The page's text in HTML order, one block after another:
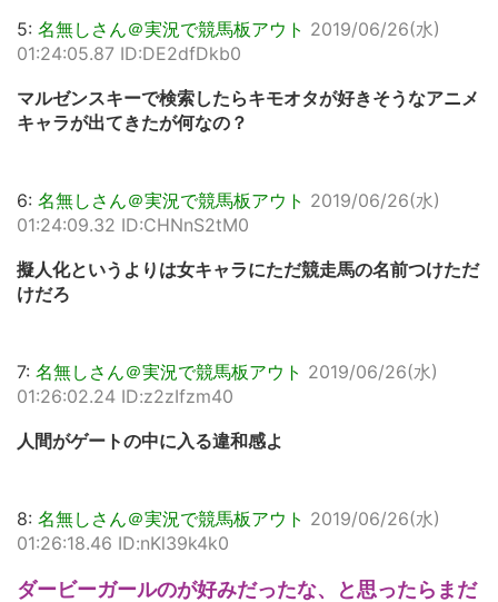
5: 名無しさん＠実況で競馬板アウト 2019/06/26(水)
01:24:05.87 ID:DE2dfDkb0
マルゼンスキーで検索したらキモオタが好きそうなアニメ
キャラが出てきたが何なの？
6: 名無しさん＠実況で競馬板アウト 2019/06/26(水)
01:24:09.32 ID:CHNnS2tM0
擬人化というよりは女キャラにただ競走馬の名前つけただ
けだろ
7: 名無しさん＠実況で競馬板アウト 2019/06/26(水)
01:26:02.24 ID:z2zIfzm40
人間がゲートの中に入る違和感よ
8: 名無しさん＠実況で競馬板アウト 2019/06/26(水)
01:26:18.46 ID:nKl39k4k0
ダービーガールのが好みだったな、と思ったらまだ